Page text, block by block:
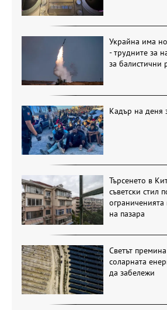
Украйна има
- трудните за
за балистични
Кадър на деня
Търсенето в
съветски стил
на пазара
Светът
соларната
да забележи